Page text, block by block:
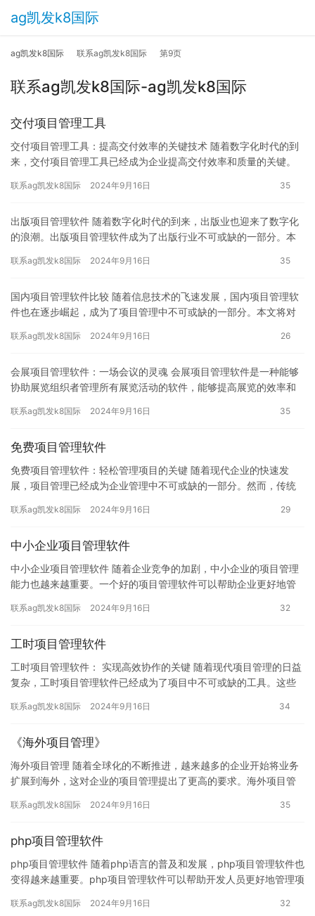
ag凯发k8国际
ag凯发k8国际 联系ag凯发k8国际 第9页
联系ag凯发k8国际-ag凯发k8国际
交付项目管理工具
交付项目管理工具：提高交付效率的关键技术 随着数字化时代的到
来，交付项目管理工具已经成为企业提高交付效率和质量的关键。
理、…
联系ag凯发k8国际 2024年9月16日 35
出版项目管理软件 随着数字化时代的到来，出版业也迎来了数字化
的浪潮。出版项目管理软件成为了出版行业不可或缺的一部分。本
项…
联系ag凯发k8国际 2024年9月16日 35
国内项目管理软件比较 随着信息技术的飞速发展，国内项目管理软
件也在逐步崛起，成为了项目管理中不可或缺的一部分。本文将对
目管…
联系ag凯发k8国际 2024年9月16日 26
会展项目管理软件：一场会议的灵魂 会展项目管理软件是一种能够
协助展览组织者管理所有展览活动的软件，能够提高展览的效率和
择合…
联系ag凯发k8国际 2024年9月16日 35
免费项目管理软件
免费项目管理软件：轻松管理项目的关键 随着现代企业的快速发
展，项目管理已经成为企业管理中不可或缺的一部分。然而，传统
企业的…
联系ag凯发k8国际 2024年9月16日 29
中小企业项目管理软件
中小企业项目管理软件 随着企业竞争的加剧，中小企业的项目管理
能力也越来越重要。一个好的项目管理软件可以帮助企业更好地管
绍中…
联系ag凯发k8国际 2024年9月16日 32
工时项目管理软件
工时项目管理软件： 实现高效协作的关键 随着现代项目管理的日益
复杂，工时项目管理软件已经成为了项目中不可或缺的工具。这些
之…
联系ag凯发k8国际 2024年9月16日 34
《海外项目管理》
海外项目管理 随着全球化的不断推进，越来越多的企业开始将业务
扩展到海外，这对企业的项目管理提出了更高的要求。海外项目管
的文…
联系ag凯发k8国际 2024年9月16日 35
php项目管理软件
php项目管理软件 随着php语言的普及和发展，php项目管理软件也
变得越来越重要。php项目管理软件可以帮助开发人员更好地管理项
联系ag凯发k8国际 2024年9月16日 32